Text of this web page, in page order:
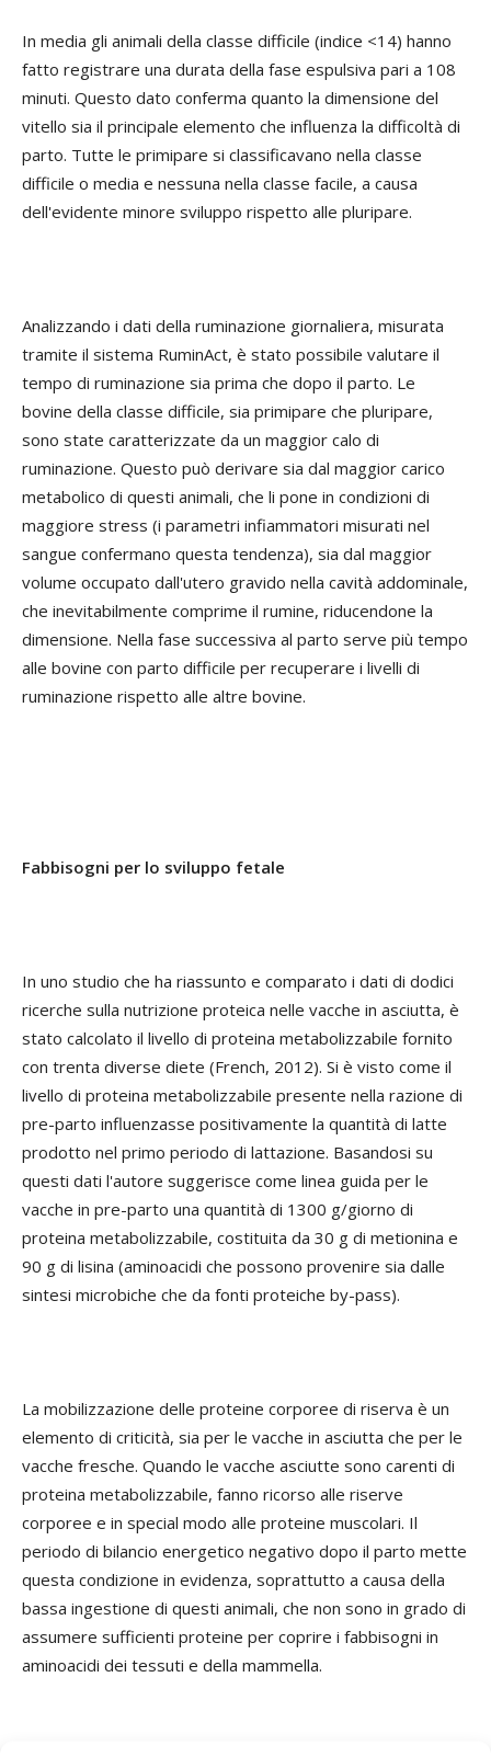
In media gli animali della classe difficile (indice <14) hanno
fatto registrare una durata della fase espulsiva pari a 108
minuti. Questo dato conferma quanto la dimensione del
vitello sia il principale elemento che influenza la difficoltà di
parto. Tutte le primipare si classificavano nella classe
difficile o media e nessuna nella classe facile, a causa
dell'evidente minore sviluppo rispetto alle pluripare.
Analizzando i dati della ruminazione giornaliera, misurata
tramite il sistema RuminAct, è stato possibile valutare il
tempo di ruminazione sia prima che dopo il parto. Le
bovine della classe difficile, sia primipare che pluripare,
sono state caratterizzate da un maggior calo di
ruminazione. Questo può derivare sia dal maggior carico
metabolico di questi animali, che li pone in condizioni di
maggiore stress (i parametri infiammatori misurati nel
sangue confermano questa tendenza), sia dal maggior
volume occupato dall'utero gravido nella cavità addominale,
che inevitabilmente comprime il rumine, riducendone la
dimensione. Nella fase successiva al parto serve più tempo
alle bovine con parto difficile per recuperare i livelli di
ruminazione rispetto alle altre bovine.
Fabbisogni per lo sviluppo fetale
In uno studio che ha riassunto e comparato i dati di dodici
ricerche sulla nutrizione proteica nelle vacche in asciutta, è
stato calcolato il livello di proteina metabolizzabile fornito
con trenta diverse diete (French, 2012). Si è visto come il
livello di proteina metabolizzabile presente nella razione di
pre-parto influenzasse positivamente la quantità di latte
prodotto nel primo periodo di lattazione. Basandosi su
questi dati l'autore suggerisce come linea guida per le
vacche in pre-parto una quantità di 1300 g/giorno di
proteina metabolizzabile, costituita da 30 g di metionina e
90 g di lisina (aminoacidi che possono provenire sia dalle
sintesi microbiche che da fonti proteiche by-pass).
La mobilizzazione delle proteine corporee di riserva è un
elemento di criticità, sia per le vacche in asciutta che per le
vacche fresche. Quando le vacche asciutte sono carenti di
proteina metabolizzabile, fanno ricorso alle riserve
corporee e in special modo alle proteine muscolari. Il
periodo di bilancio energetico negativo dopo il parto mette
questa condizione in evidenza, soprattutto a causa della
bassa ingestione di questi animali, che non sono in grado di
assumere sufficienti proteine per coprire i fabbisogni in
aminoacidi dei tessuti e della mammella.